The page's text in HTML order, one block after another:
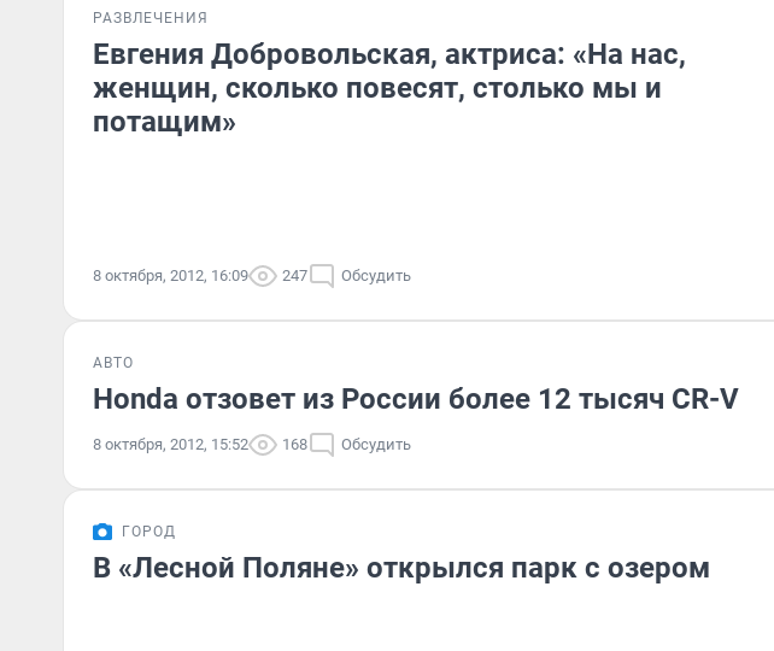
РАЗВЛЕЧЕНИЯ
Евгения Добровольская, актриса: «На нас,
женщин, сколько повесят, столько мы и
потащим»
8 октября, 2012, 16:09 247 Обсудить
АВТО
Honda отзовет из России более 12 тысяч CR-V
8 октября, 2012, 15:52 168 Обсудить
ГОРОД
В «Лесной Поляне» открылся парк с озером